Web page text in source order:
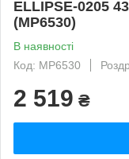
ELLIPSE-0205
(MP6530)
В наявності
Код: MP6530
2 519 ₴